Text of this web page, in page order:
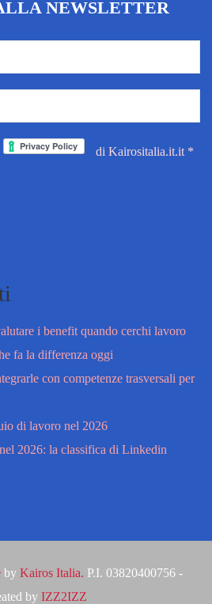
NEWSLETTER
di Kairositalia.it.it *
i benefit quando cerchi lavoro
fa la differenza oggi
con competenze trasversali per
di lavoro nel 2026
2026: la classifica di Linkedin
by Kairos Italia. P.I. 03820400756 -
by IZZ2IZZ